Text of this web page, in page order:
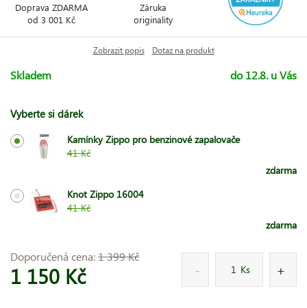
Doprava ZDARMA
od 3 001 Kč
Záruka
originality
Zobrazit popis Dotaz na produkt
Skladem do 12.8. u Vás
Vyberte si dárek
Kamínky Zippo pro benzinové zapalovače
41 Kč
zdarma
Knot Zippo 16004
41 Kč
zdarma
Doporučená cena:1 399 Kč
1 150 Kč Ks